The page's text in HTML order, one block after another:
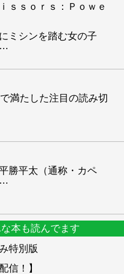
ｓｓｏｒｓ：Ｐｏｗｅ
ミシンを踏む女の子
…
満たした注目の読み切
勝平太（通称・カペ
…
本も読んでます
特別版
信！】